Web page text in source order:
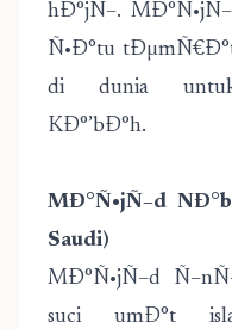
hÐ°jÑ–.
Ñ•Ð°tu
di dunia untuk
KÐ°’bÐ°h.
MÐ°Ñ•jÑ–d
Saudi)
MÐ°Ñ•jÑ–d
suci umÐ°t